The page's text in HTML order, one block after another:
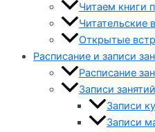
Читаем книги
Читательские
Открытые
Расписание и записи
Расписание
Записи занятий
Записи
Записи